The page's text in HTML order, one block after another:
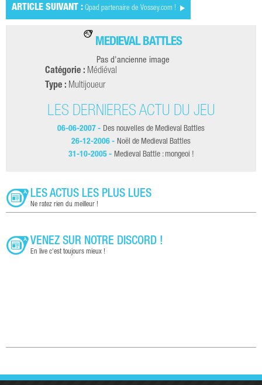
ARTICLE SUIVANT : Qpad partenaire de Vossey.com !
MEDIEVAL BATTLES
Pas d'ancienne image
Catégorie : Médiéval
Type : Multijoueur
LES DERNIÈRES ACTU DU JEU
06-06-2007 - Des nouvelles de Medieval Battles
26-12-2006 - Noël de Medieval Battles
31-10-2005 - Medieval Battle : mongeoi !
LES ACTUS LES PLUS LUES
Ne ratez rien du meilleur !
VENEZ SUR NOTRE DISCORD !
En live c'est toujours mieux !